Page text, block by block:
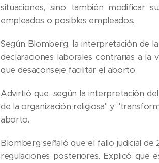
situaciones, sino también modificar
empleados o posibles empleados.
Según Blomberg, la interpretación de
declaraciones laborales contrarias a
que desaconseje facilitar el aborto.
Advirtió que, según la interpretación
de la organización religiosa" y
aborto.
Blomberg señaló que el fallo judicial
regulaciones posteriores. Explicó que